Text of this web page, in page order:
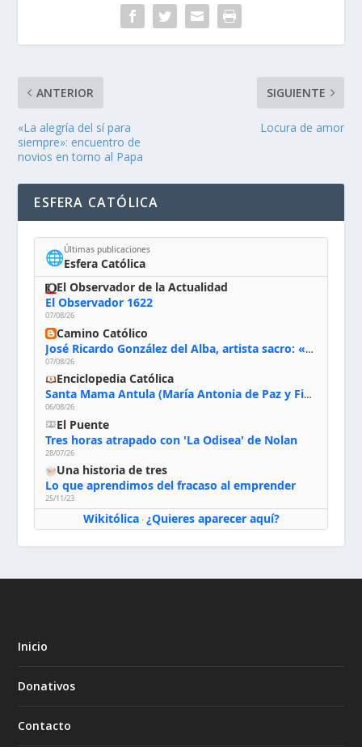
ANTERIOR
«La alegría del sí para
siempre»: encuentro de
novios en torno al Papa
SIGUIENTE
Locura de amor
ESFERA CATÓLICA
🌐Últimas publicaciones
Esfera Católica
El Observador de la Actualidad
El Observador 1622
07/08/26
Camino Católico
José Ricardo González del Alba, artista sacro: «Yo oro, hablo con Dios, le pido al Espíritu Santo su inspiración y siempre pinto rezando el rosario para que sea Él quien actúe a través de mis manos»
07/08/26
Enciclopedia Católica
Santa Mama Antula (María Antonia de Paz y Figueroa)
06/08/26
El Puente
Tres horas atrapado con 'La Odisea' de Nolan
28/07/26
Una historia de tres
Lo que aprendimos del fracaso al emprender
25/11/23
Wikitólica· ¿Quieres aparecer aquí?
Inicio
Donativos
Contacto